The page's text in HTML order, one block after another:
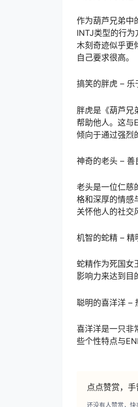
作为葫芦兄弟中
INTJ类型的行为
木刻奇迹似乎更
自己要求很高。
搞笑的胖虎 – 乐
胖虎是《葫芦兄
帮助他人。这与
倾向于通过强烈
神奇的老头 – 善
老头是一位仁慈
格和深厚的情感
关怀他人的社交
机智的蛇精 – 精
蛇精作为死国女
影响力来达到目
聪明的喜洋洋 –
喜洋洋是一只非
些个性特点与
点点赞赏，
还没有人赞赏，快